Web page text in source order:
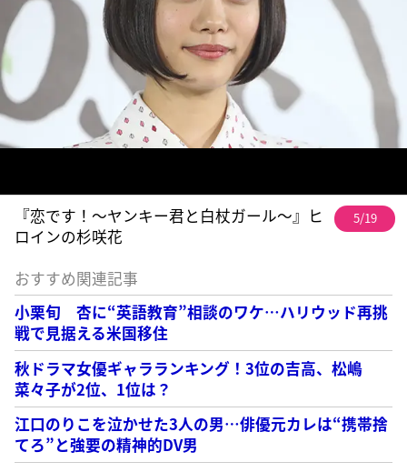
『恋です！〜ヤンキー君と白杖ガール〜』ヒ
ロインの杉咲花
5/19
おすすめ関連記事
小栗旬 杏に“英語教育”相談のワケ…ハリウッド再挑
戦で見据える米国移住
秋ドラマ女優ギャラランキング！3位の吉高、松嶋
菜々子が2位、1位は？
江口のりこを泣かせた3人の男…俳優元カレは“携帯捨
てろ”と強要の精神的DV男